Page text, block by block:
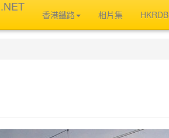
香港鐵路 相片集 HKRDB